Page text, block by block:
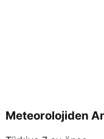
Meteorolojiden